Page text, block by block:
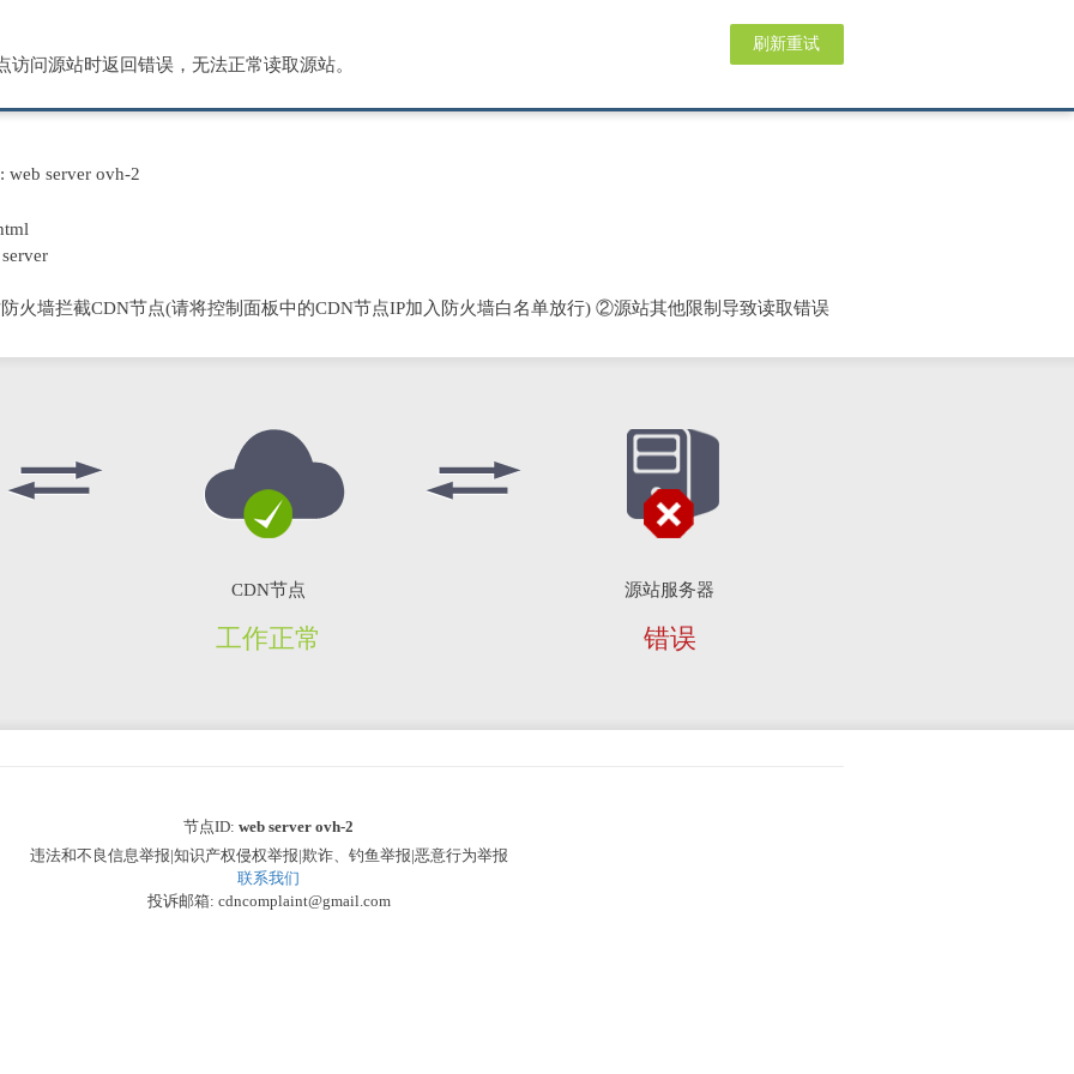
刷新重试
访问源站时返回错误，无法正常读取源站。
web server ovh-2
火墙拦截CDN节点(请将控制面板中的CDN节点IP加入防火墙白名单放行) ②源站其他限制导致读取错误
CDN节点
工作正常
源站服务器
错误
节点ID: web server ovh-2
违法和不良信息举报|知识产权侵权举报|欺诈、钓鱼举报|恶意行为举报
联系我们
投诉邮箱: cdncomplaint@gmail.com